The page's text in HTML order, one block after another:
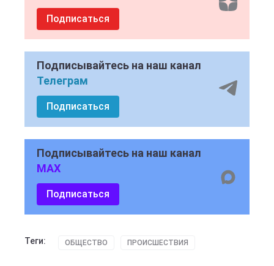
Подписаться
Подписывайтесь на наш канал
Телеграм
Подписаться
Подписывайтесь на наш канал
MAX
Подписаться
Теги: ОБЩЕСТВО ПРОИСШЕСТВИЯ